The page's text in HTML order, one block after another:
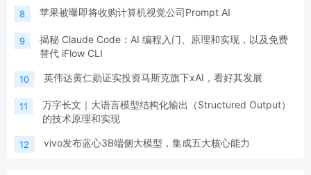
8 苹果被曝即将收购计算机视觉公司Prompt AI
9
揭秘 Claude Code：AI 编程入门、原理和实现，以及免费
替代 iFlow CLI
10 英伟达黄仁勋证实投资马斯克旗下xAI，看好其发展
11
万字长文｜大语言模型结构化输出（Structured Output）
的技术原理和实现
12 vivo发布蓝心3B端侧大模型，集成五大核心能力